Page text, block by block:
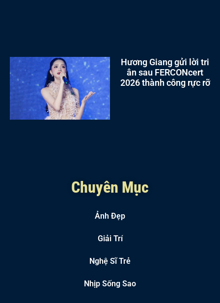
Hương Giang gửi lời tri
ân sau FERCONcert
2026 thành công rực rỡ
Chuyên Mục
Ảnh Đẹp
Giải Trí
Nghệ Sĩ Trẻ
Nhịp Sống Sao